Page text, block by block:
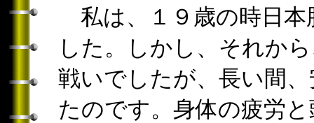
私は、１９歳の時日本
した。しかし、それか
戦いでしたが、長い間
たのです。身体の疲労